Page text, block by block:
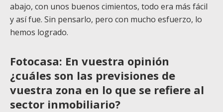
abajo, con unos buenos cimientos, todo era más fácil
y así fue. Sin pensarlo, pero con mucho esfuerzo, lo
hemos logrado.
Fotocasa: En vuestra opinión
¿cuáles son las previsiones de
vuestra zona en lo que se refiere al
sector inmobiliario?